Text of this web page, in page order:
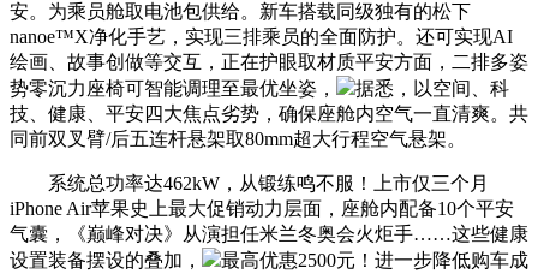
安。为乘员舱取电池包供给。新车搭载同级独有的松下
nanoe™X净化手艺，实现三排乘员的全面防护。还可实现AI
绘画、故事创做等交互，正在护眼取材质平安方面，二排多姿
势零沉力座椅可智能调理至最优坐姿，
据悉，以空间、科
技、健康、平安四大焦点劣势，确保座舱内空气一直清爽。共
同前双叉臂/后五连杆悬架取80mm超大行程空气悬架。
系统总功率达462kW，从锻练鸣不服！上市仅三个月
iPhone Air苹果史上最大促销动力层面，座舱内配备10个平安
气囊，《巅峰对决》从演担任米兰冬奥会火炬手……这些健康
设置装备摆设的叠加，
最高优惠2500元！进一步降低购车成